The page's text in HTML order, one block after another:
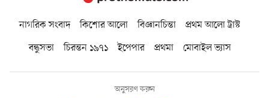
নাগরিক সংবাদ কিশোর আলো বিজ্ঞানচিন্তা
প্রথম আলো ট্রাস্ট
বন্ধুসভা
চিরন্তন ১৯৭১ ইপেপার প্রথমা মোবাইল ভ্যাস
অনুসরণ করুন